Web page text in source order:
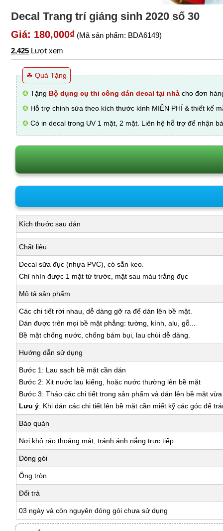
Decal Trang trí giáng sinh 2020 số 30
Giá: 180,000₫ (Mã sản phẩm: BDA6149)
2,425 Lượt xem
☘ Quà Tặng
❂ Tặng Bộ dụng cụ thi công dán decal tại nhà cho đơn
❂ Hỗ trợ chỉnh sửa theo kích thước kính MIỄN PHÍ & thiết kế
❂ Có in decal trong UV 1 mặt, 2 mặt. Liên hệ hỗ trợ để nhận
Kích thước sau dán
Chất liệu
Decal sữa đục (nhựa PVC), có sẵn keo.
Chỉ nhìn được 1 mặt từ trước, mặt sau màu trắng đục
Mô tả sản phẩm
Các chi tiết rời nhau, dễ dàng gỡ ra để dán lên bề mặt.
Dán được trên mọi bề mặt phẳng: tường, kính, alu, gỗ...
Bề mặt chống nước, chống bám bụi, lau chùi dễ dàng.
Hướng dẫn sử dụng
Bước 1: Lau sạch bề mặt cần dán
Bước 2: Xịt nước lau kiếng, hoặc nước thường lên bề mặt
Bước 3: Tháo các chi tiết trong sản phẩm và dán lên bề mặt
Lưu ý: Khi dán các chi tiết lên bề mặt cần miết kỹ các góc để
Bảo quản
Nơi khô ráo thoáng mát, tránh ánh nắng trực tiếp
Đóng gói
Ống tròn
Đổi trả
03 ngày và còn nguyên đóng gói chưa sử dụng